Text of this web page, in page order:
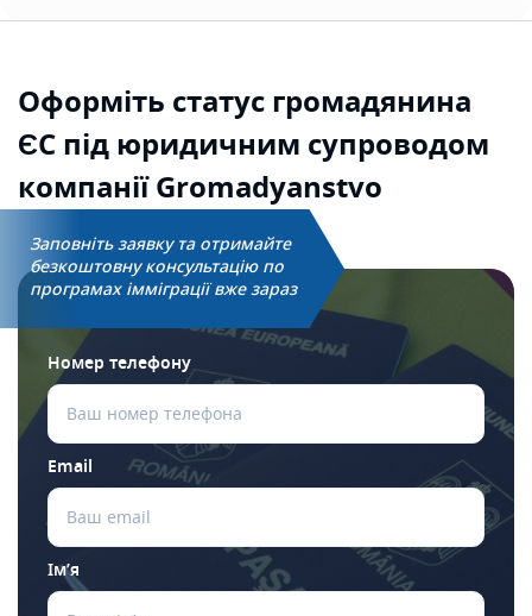
Оформіть статусгромадянина
ЄС підюридичним супроводом
компанії Gromadyanstvo
Заповніть заявку та отримайте
безкоштовну консультацію по
програмах імміграції вже зараз
Номер телефону
Email
Ім’я